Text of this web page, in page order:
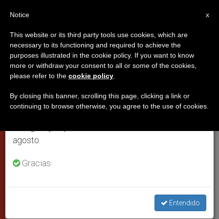
Homilía del Papa en la misa por
la reconciliación. Texto completo
Dios que supera toda división, sana
cualquier herida y restablece los lazos
originarios del amor fraterno
×
Aviso importante
Del 27 de julio al 7 de agosto haremos la pausa
anual, aprovechando que en el periodo de verano
se generan menos informaciones y también el
agosto.
Gracias.
Entendido
x
Notice
This website or its third party tools use cookies, which are
necessary to its functioning and required to achieve the
purposes illustrated in the cookie policy. If you want to know
more or withdraw your consent to all or some of the cookies,
please refer to the cookie policy
By closing this banner, scrolling this page, clicking a link or
continuing to browse otherwise, you agree to the use of cookies.